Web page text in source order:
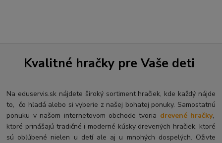
Kvalitné hračky pre Vaše deti
Na eduservis.sk nájdete široký sortiment hračiek, kde každý nájde
to, čo hľadá alebo si vyberie z našej bohatej ponuky. Samostatnú
ponuku v našom internetovom obchode tvoria drevené hračky,
ktoré prinášajú tradičné i moderné kúsky drevených hračiek, ktoré
sú obľúbené nielen u detí ale aj u mnohých dospelých. Oživte